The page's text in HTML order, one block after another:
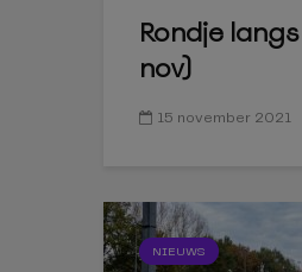
Rondje
nov)
15 november 2021
NIEUWS